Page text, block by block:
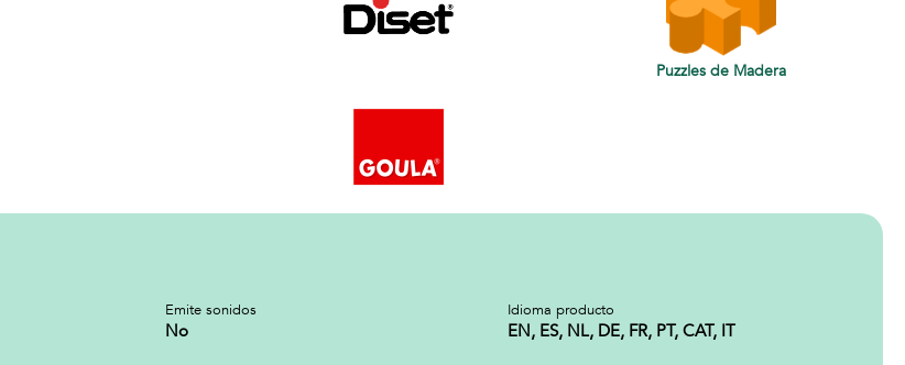
Puzzles de Madera
Emite sonidos
No
Idioma producto
EN, ES, NL, DE, FR, PT, CAT, IT